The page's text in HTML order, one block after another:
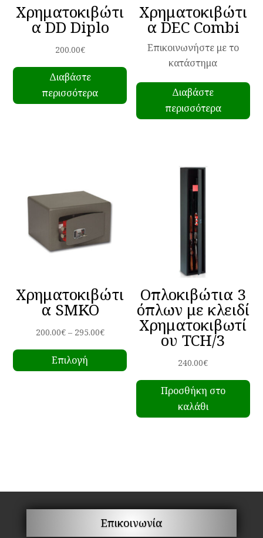
Χρηματοκιβώτι
α DD Diplo
200.00€
Διαβάστε
περισσότερα
Χρηματοκιβώτι
α DEC Combi
Επικοινωνήστε με το
κατάστημα
Διαβάστε
περισσότερα
Χρηματοκιβώτι
α SMKO
200.00€ – 295.00€Price
range:
Επιλογή
Αυτό
προϊόν
πολλαπλές
σελίδα
Οπλοκιβώτια 3
όπλων με κλειδί
Χρηματοκιβωτί
ου TCH/3
240.00€
Προσθήκη στο
καλάθι
Επικοινωνία